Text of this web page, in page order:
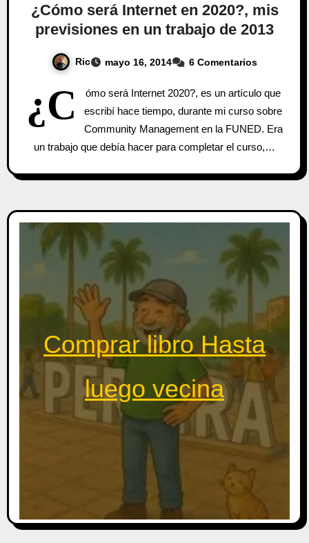
¿Cómo será Internet en 2020?, mis
previsiones en un trabajo de 2013
Ric mayo 16, 2014 6 Comentarios
¿C
ómo será Internet 2020?, es un artículo que
escribí hace tiempo, durante mi curso sobre
Community Management en la FUNED. Era
un trabajo que debía hacer para completar el curso,…
Comprar libro Hasta
luego vecina